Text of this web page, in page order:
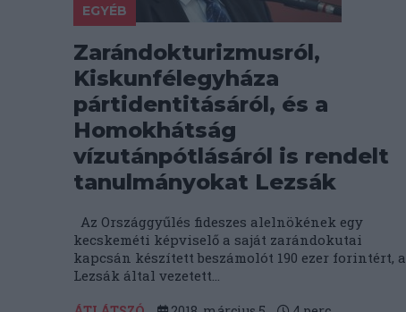
EGYÉB
Zarándokturizmusról,
Kiskunfélegyháza
pártidentitásáról, és a
Homokhátság
vízutánpótlásáról is rendelt
tanulmányokat Lezsák
Az Országgyűlés fideszes alelnökének egy
kecskeméti képviselő a saját zarándokutai
kapcsán készített beszámolót 190 ezer forintért, a
Lezsák által vezetett...